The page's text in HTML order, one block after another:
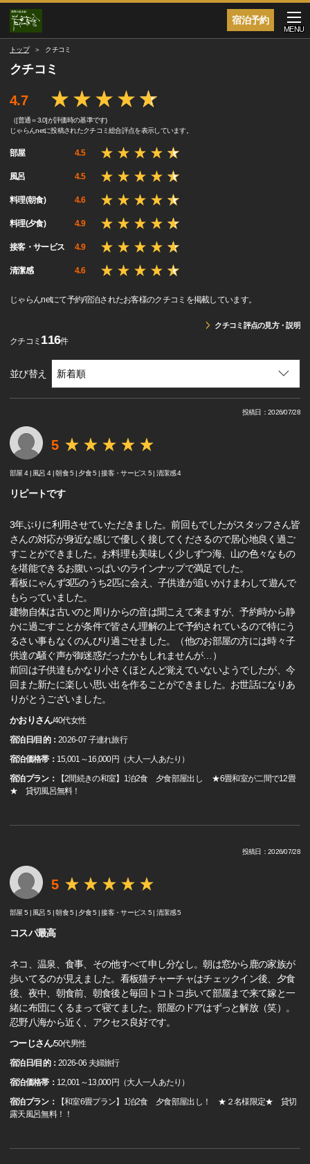
宿泊予約
MENU
トップ クチコミ
クチコミ
4.7
（[普通＝3.0]が評価時の基準です)
じゃらんnetに投稿されたクチコミ総合評点を表示しています。
部屋 4.5
風呂 4.5
料理(朝食) 4.6
料理(夕食) 4.9
接客・サービス 4.9
清潔感 4.6
じゃらんnetにて予約/宿泊されたお客様のクチコミを掲載しています。
クチコミ評点の見方・説明
クチコミ 116件
並び替え
投稿日：2026/07/28
5
部屋 4 | 風呂 4 |朝食 5 | 夕食 5 |接客・サービス 5 |清潔感 4
リピートです
3年ぶりに利用させていただきました。前回もでしたがスタッフさん皆
さんの対応が身近な感じで優しく接してくださるので居心地良く過ご
すことができました。お料理も美味しく少しずつ海、山の色々なもの
を堪能できるお腹いっぱいのラインナップで満足でした。
看板にゃんず3匹のうち2匹に会え、子供達が追いかけまわして遊んで
もらっていました。
建物自体は古いのと周りからの音は聞こえて来ますが、予約時から静
かに過ごすことが条件で皆さん理解の上で予約されているので特にう
るさい事もなくのんびり過ごせました。（他のお部屋の方には時々子
供達の騒ぐ声が御迷惑だったかもしれませんが…）
前回は子供達もかなり小さくほとんど覚えていないようでしたが、今
回また新たに楽しい思い出を作ることができました。お世話になりあ
りがとうございました。
かおりさん/40代女性
宿泊日/目的：2026-07 子連れ旅行
宿泊価格帯： 15,001～16,000円（大人一人あたり）
宿泊プラン：
【2間続きの和室】1泊2食 夕食部屋出し ★6畳和室が二間で12畳
★ 貸切風呂無料！
投稿日：2026/07/28
5
部屋 5 | 風呂 5 |朝食 5 | 夕食 5 |接客・サービス 5 |清潔感 5
コスパ最高
ネコ、温泉、食事、その他すべて申し分なし。朝は窓から鹿の家族が
歩いてるのが見えました。看板猫チャーチャはチェックイン後、夕食
後、夜中、朝食前、朝食後と毎回トコトコ歩いて部屋まで来て嫁と一
緒に布団にくるまって寝てました。部屋のドアはずっと解放（笑）。
忍野八海から近く、アクセス良好です。
つーじさん/50代男性
宿泊日/目的：2026-06 夫婦旅行
宿泊価格帯： 12,001～13,000円（大人一人あたり）
宿泊プラン：
【和室6畳プラン】1泊2食 夕食部屋出し！ ★２名様限定★ 貸切
露天風呂無料！！